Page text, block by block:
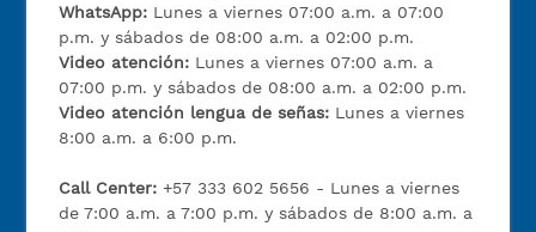
WhatsApp: Lunes a viernes 07:00 a.m. a 07:00
p.m. y sábados de 08:00 a.m. a 02:00 p.m.
Video atención: Lunes a viernes 07:00 a.m. a
07:00 p.m. y sábados de 08:00 a.m. a 02:00 p.m.
Video atención lengua de señas: Lunes a viernes
8:00 a.m. a 6:00 p.m.
Call Center:+57 333 602 5656 - Lunes a viernes
de 7:00 a.m. a 7:00 p.m. y sábados de 8:00 a.m. a